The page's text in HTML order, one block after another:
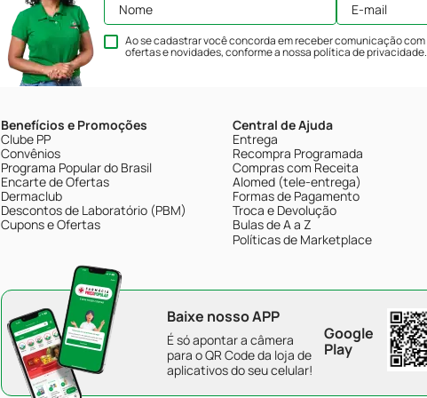
Ao se cadastrar você concorda em receber comunicação com
ofertas e novidades, conforme a nossapolítica de privacidade.
Benefícios e Promoções
Clube PP
Convênios
Programa Popular do Brasil
Encarte de Ofertas
Dermaclub
Descontos de Laboratório (PBM)
Cupons e Ofertas
Central de Ajuda
Entrega
Recompra Programada
Compras com Receita
Alomed (tele-entrega)
Formas de Pagamento
Troca e Devolução
Bulas de A a Z
Políticas de Marketplace
Baixe nosso APP
É só apontar a câmera
para o QR Code da loja de
aplicativos do seu celular!
Google
Play